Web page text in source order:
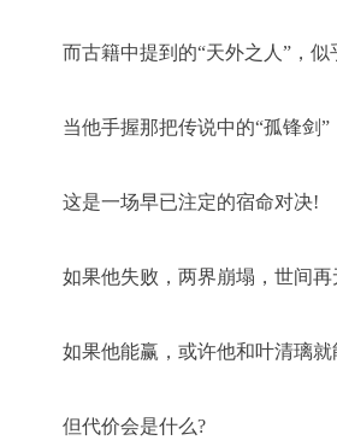
而古籍中提到的“天外之人”，
当他手握那把传说中的“孤锋
这是一场早已注定的宿命对决!
如果他失败，两界崩塌，世间
如果他能赢，或许他和叶清璃
但代价会是什么?